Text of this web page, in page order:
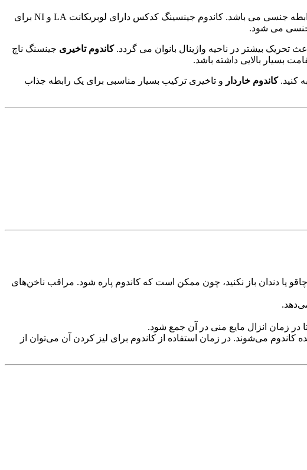
Nach Kodex Ginseng South Brazil یکی از کاندوم خاص و جذاب کدکس با ۴ قابلیت برای افزایش لذت رابطه جنسی می باشد. کاندوم جینسینگ کدکس دارای لوبریکانت LA و NI برای
جنسی می شود.
تحریک بیشتر در ناحیه واژینال بانوان می گردد.کاندوم تاخیری جینسنگ ناچ
کنید.کاندوم خاردار و تاخیری ترکیب بسیار مناسبی برای یک رابطه جذاب
یا دندان باز نکنید، چون ممکن است که کاندوم پاره شود. مراقب ناخن‌های
در زمان انزال مایع منی در آن جمع شود.
می‌شوند. در زمان استفاده از کاندوم برای لیز کردن آن می‌توان از